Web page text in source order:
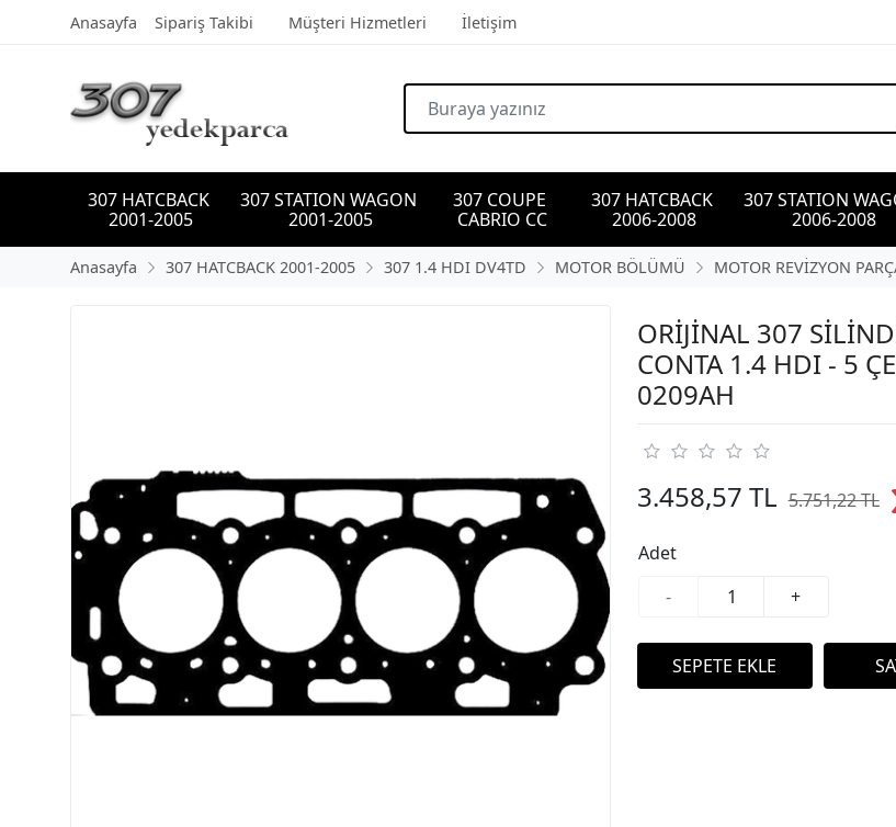
Anasayfa Sipariş Takibi Müşteri Hizmetleri İletişim
307 HATCBACK
2001-2005
307 STATION WAGON
2001-2005
307 COUPE
CABRIO CC
307 HATCBACK
2006-2008
307 STATION
2006-2008
Anasayfa 307 HATCBACK 2001-2005 307 1.4 HDI DV4TD MOTOR BÖLÜMÜ MOTOR REVİZYON
ORİJİNAL 307
CONTA 1.4 HDI - 5
0209AH
3.458,57 TL 5.751,22 TL
Adet
-
+